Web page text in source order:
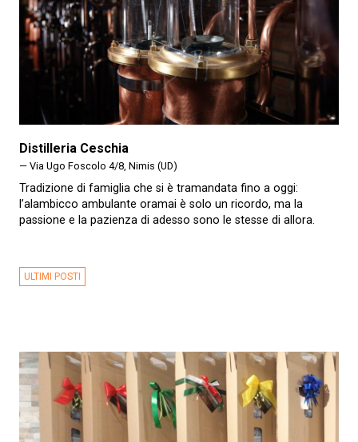
Distilleria Ceschia
— Via Ugo Foscolo 4/8, Nimis (UD)
Tradizione di famiglia che si è tramandata fino a oggi:
l’alambicco ambulante oramai è solo un ricordo, ma la
passione e la pazienza di adesso sono le stesse di allora.
ULTIMI POSTI